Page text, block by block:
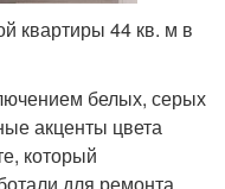
квартиры 44 кв. м в
белых, серых
акценты цвета
который